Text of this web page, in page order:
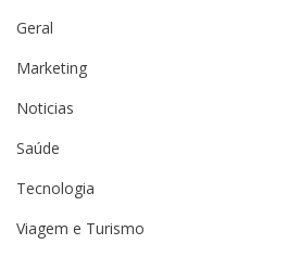
Geral
Marketing
Noticias
Saúde
Tecnologia
Viagem e Turismo